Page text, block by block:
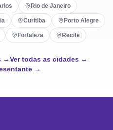
Rio de Janeiro
Curitiba Porto Alegre
Fortaleza Recife
→Ver todas as cidades →
→